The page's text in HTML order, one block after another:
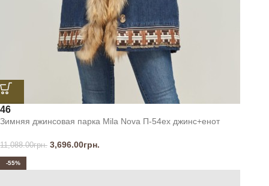
46
Зимняя джинсовая парка Mila Nova П-54ех джинс+енот
11,088.00грн. 3,696.00грн.
-55%